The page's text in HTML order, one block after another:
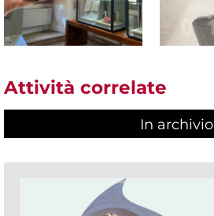
Attività correlate
In archivio